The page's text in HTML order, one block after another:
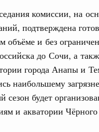
комиссии, на
подтверждена
объёме и без
до Сочи, а
города Анапы и
наибольшему
сезон будет
и акватории
по
индустрия
и массовый
Михаил
Некоммерческие
Благотворительность